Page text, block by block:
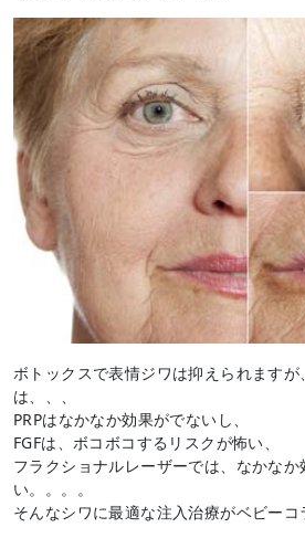
ボトックスで表情ジワは抑えられます
は、、、
PRPはなかなか効果がでないし、
FGFは、ボコボコするリスクが怖い、
フラクショナルレーザーでは、なかな
い。。。。
そんなシワに最適な注入治療がベビーコ